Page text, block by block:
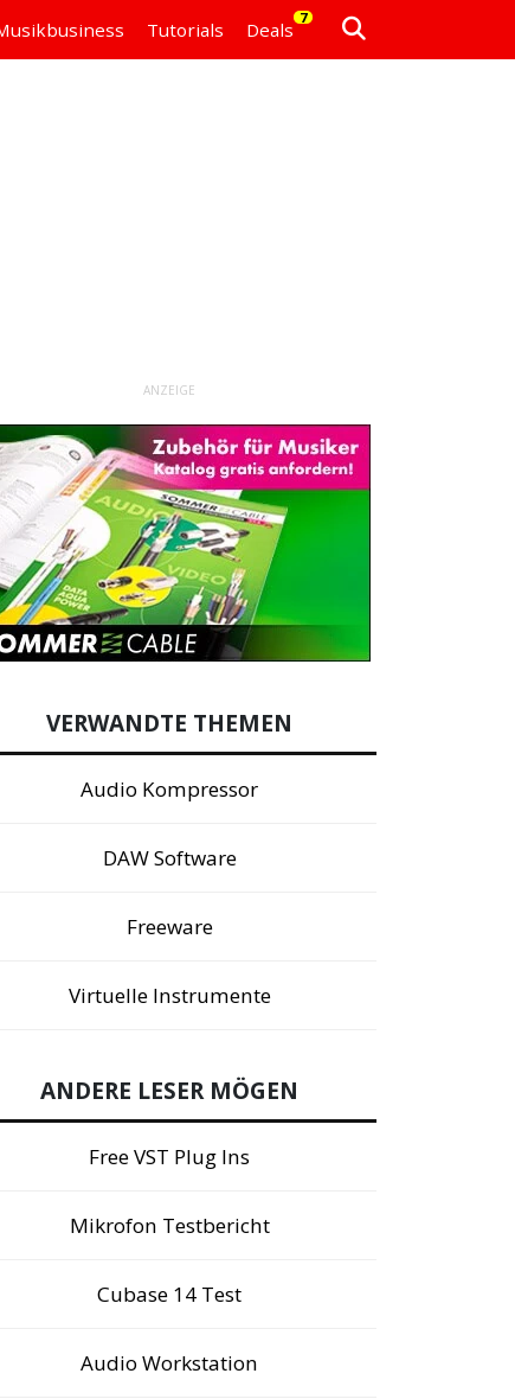
Tutorials Deals
7
ANZEIGE
VERWANDTE THEMEN
Audio Kompressor
DAW Software
Freeware
Virtuelle Instrumente
ANDERE LESER MÖGEN
Free VST Plug Ins
Mikrofon Testbericht
Cubase 14 Test
Audio Workstation